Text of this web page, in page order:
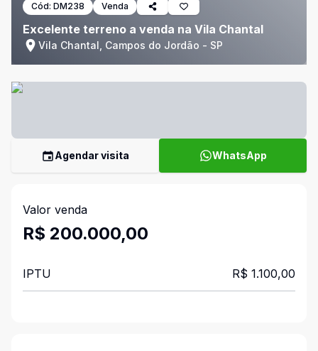
Cód: DM238 Venda
Excelente terreno a venda na Vila Chantal
Vila Chantal, Campos do Jordão - SP
Agendar visita WhatsApp
Valor venda
R$ 200.000,00
IPTU R$ 1.100,00